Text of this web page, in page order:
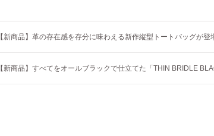
【新商品】革の存在感を存分に味わえる新作縦型トートバッグが登
【新商品】すべてをオールブラックで仕立てた「THIN BRIDLE